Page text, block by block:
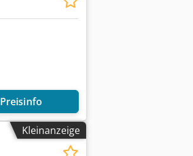
Preisinfo
Kleinanzeige